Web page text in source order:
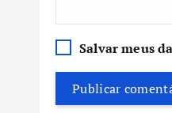
Salvar meus